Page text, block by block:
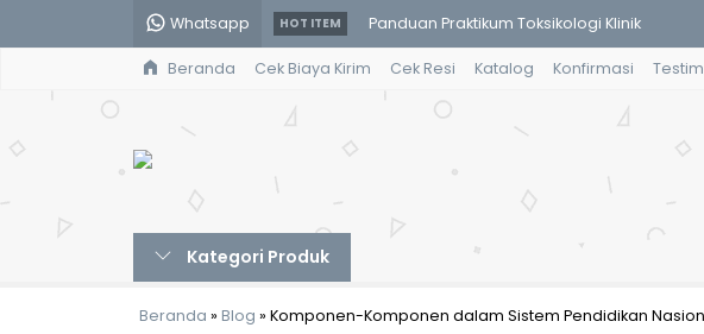
Whatsapp HOT ITEM
Suluk Ketentraman Jiwa Sunan Bonang
Pendidikan Karakter Berbasis Pesantren
Edible Coating pada Buah Durian Terolah
Audit Berbasis Risiko Tahapan Penugasan
Optimasi Sistem Tenaga
Beranda Cek Biaya Kirim Cek Resi Katalog Konfirmasi
Kategori Produk
Beranda » Blog » Komponen-Komponen dalam Sistem Pendidikan